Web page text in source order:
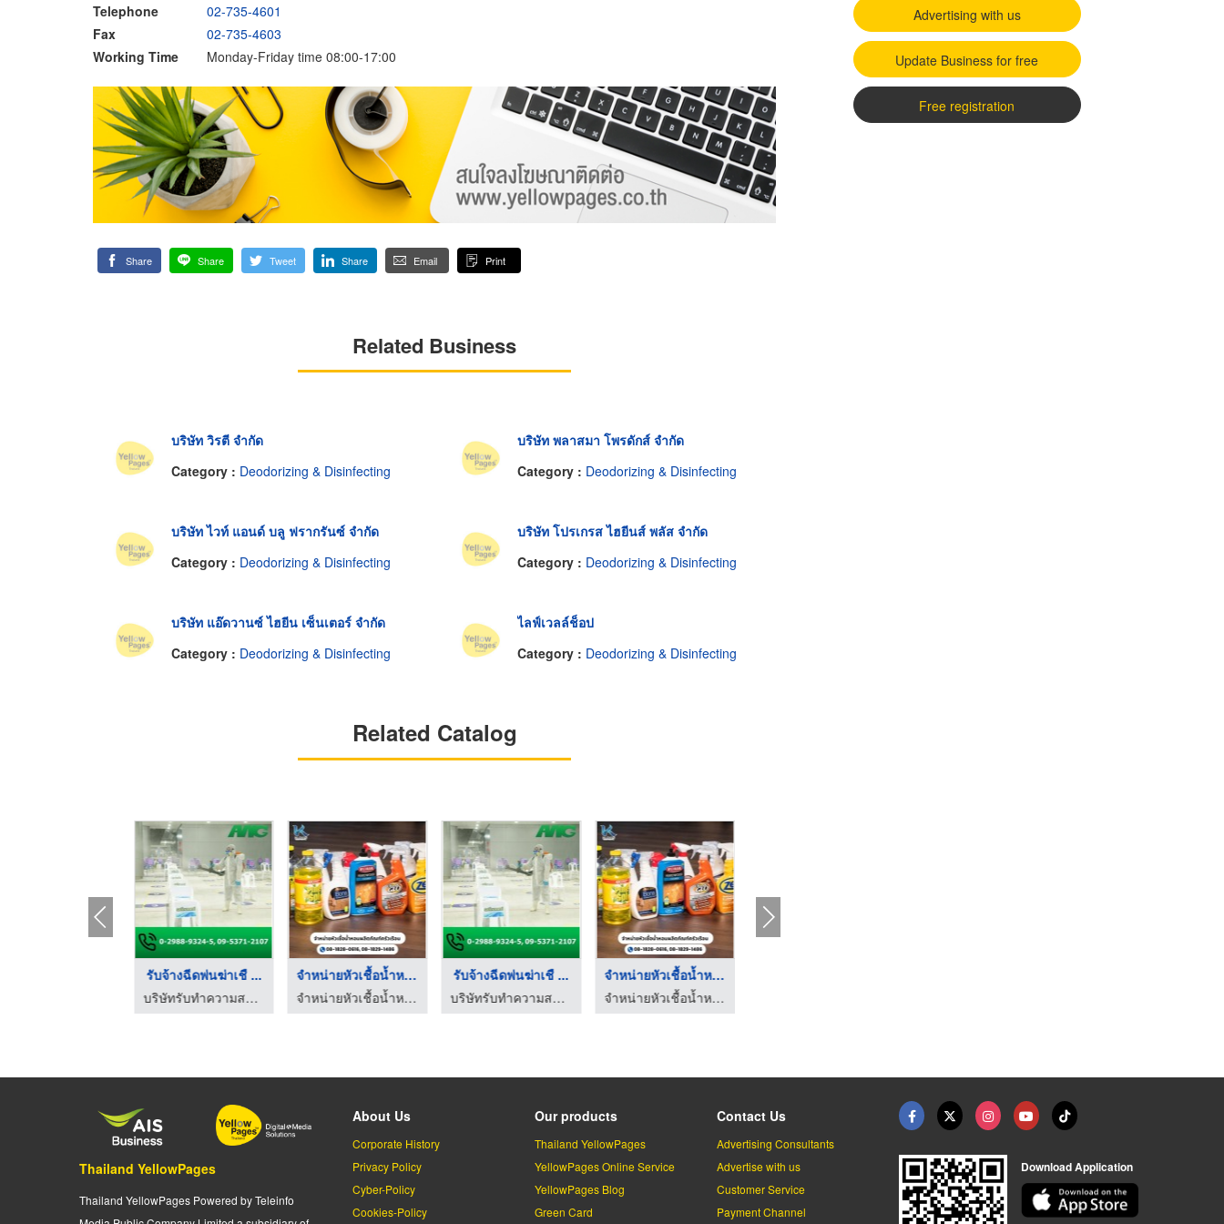
Telephone
02-735-4601
Fax
02-735-4603
Working Time
Monday-Friday time 08:00-17:00
Share Share Tweet Share Email Print
Related Business
บริษัท วิรตี จำกัด
Category : Deodorizing & Disinfecting
บริษัท พลาสมา โพรดักส์ จำกัด
Category : Deodorizing & Disinfecting
บริษัท ไวท์ แอนด์ บลู ฟรากรันซ์ จำกัด
Category : Deodorizing & Disinfecting
บริษัท โปรเกรส ไฮยีนส์ พลัส จำกัด
Category : Deodorizing & Disinfecting
บริษัท แอ๊ดวานซ์ ไฮยีน เซ็นเตอร์ จำกัด
Category : Deodorizing & Disinfecting
ไลฟ์เวลล์ช็อป
Category : Deodorizing & Disinfecting
Related Catalog
รับจ้างฉีดพ่นฆ่าเชื ...
บริษัทรับทำความสะอาด บิ๊กคลีนนิ่ง เอเอ็นจี
จำหน่ายหัวเชื้อน้ำหอ ...
จำหน่ายหัวเชื้อน้ำหอม-คูโดส
รับจ้างฉีดพ่นฆ่าเชื ...
บริษัทรับทำความสะอาด บิ๊กคลีนนิ่ง เอเอ็นจี
จำหน่ายหัวเชื้อน้ำหอ ...
จำหน่ายหัวเชื้อน้ำหอม-คูโดส
Advertising with us
Update Business for free
Free registration
Thailand YellowPages
Thailand YellowPages Powered by Teleinfo
About Us
Corporate History
Privacy Policy
Cyber-Policy
Cookies-Policy
Our products
Thailand YellowPages
YellowPages Online Service
YellowPages Blog
Green Card
Contact Us
Advertising Consultants
Advertise with us
Customer Service
Payment Channel
Download Application